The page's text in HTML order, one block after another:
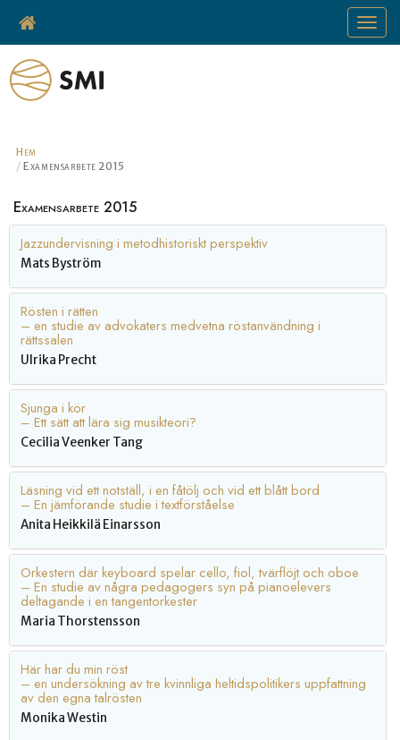
Toggle
Hem
Examensarbete 2015
Examensarbete 2015
Jazzundervisning i metodhistoriskt perspektiv
Mats Byström
Rösten i rätten
– en studie av advokaters medvetna röstanvändning i
rättssalen
Ulrika Precht
Sjunga i kör
– Ett sätt att lära sig musikteori?
Cecilia Veenker Tang
Läsning vid ett notställ, i en fåtölj och vid ett blått bord
– En jämförande studie i textförståelse
Anita Heikkilä Einarsson
Orkestern där keyboard spelar cello, fiol, tvärflöjt och oboe
– En studie av några pedagogers syn på pianoelevers
deltagande i en tangentorkester
Maria Thorstensson
Här har du min röst
– en undersökning av tre kvinnliga heltidspolitikers uppfattning
av den egna talrösten
Monika Westin